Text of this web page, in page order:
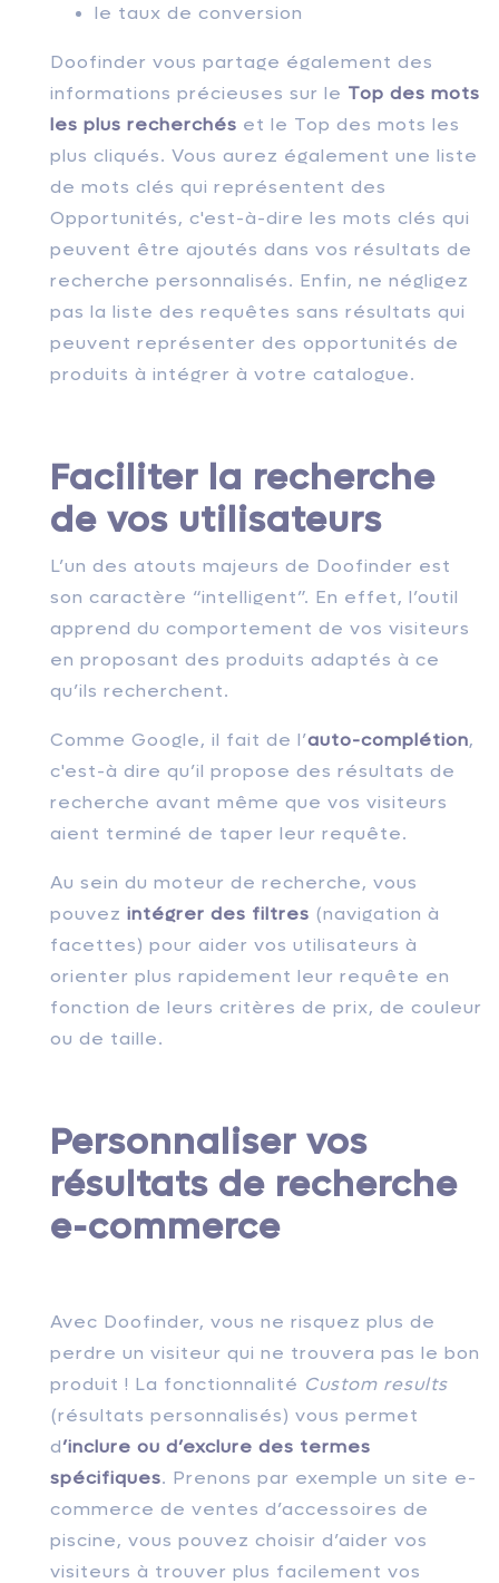
le taux de conversion
Doofinder vous partage également des
informations précieuses sur le Top des mots
les plus recherchés et le Top des mots les
plus cliqués. Vous aurez également une liste
de mots clés qui représentent des
Opportunités, c'est-à-dire les mots clés qui
peuvent être ajoutés dans vos résultats de
recherche personnalisés. Enfin, ne négligez
pas la liste des requêtes sans résultats qui
peuvent représenter des opportunités de
produits à intégrer à votre catalogue.
Faciliter la recherche
de vos utilisateurs
L’un des atouts majeurs de Doofinder est
son caractère “intelligent”. En effet, l’outil
apprend du comportement de vos visiteurs
en proposant des produits adaptés à ce
qu’ils recherchent.
Comme Google, il fait de l’auto-complétion,
c'est-à dire qu’il propose des résultats de
recherche avant même que vos visiteurs
aient terminé de taper leur requête.
Au sein du moteur de recherche, vous
pouvez intégrer des filtres (navigation à
facettes) pour aider vos utilisateurs à
orienter plus rapidement leur requête en
fonction de leurs critères de prix, de couleur
ou de taille.
Personnaliser vos
résultats de recherche
e-commerce
Avec Doofinder, vous ne risquez plus de
perdre un visiteur qui ne trouvera pas le bon
produit ! La fonctionnalité Custom results
(résultats personnalisés) vous permet
d’inclure ou d’exclure des termes
spécifiques. Prenons par exemple un site e-
commerce de ventes d’accessoires de
piscine, vous pouvez choisir d’aider vos
visiteurs à trouver plus facilement vos